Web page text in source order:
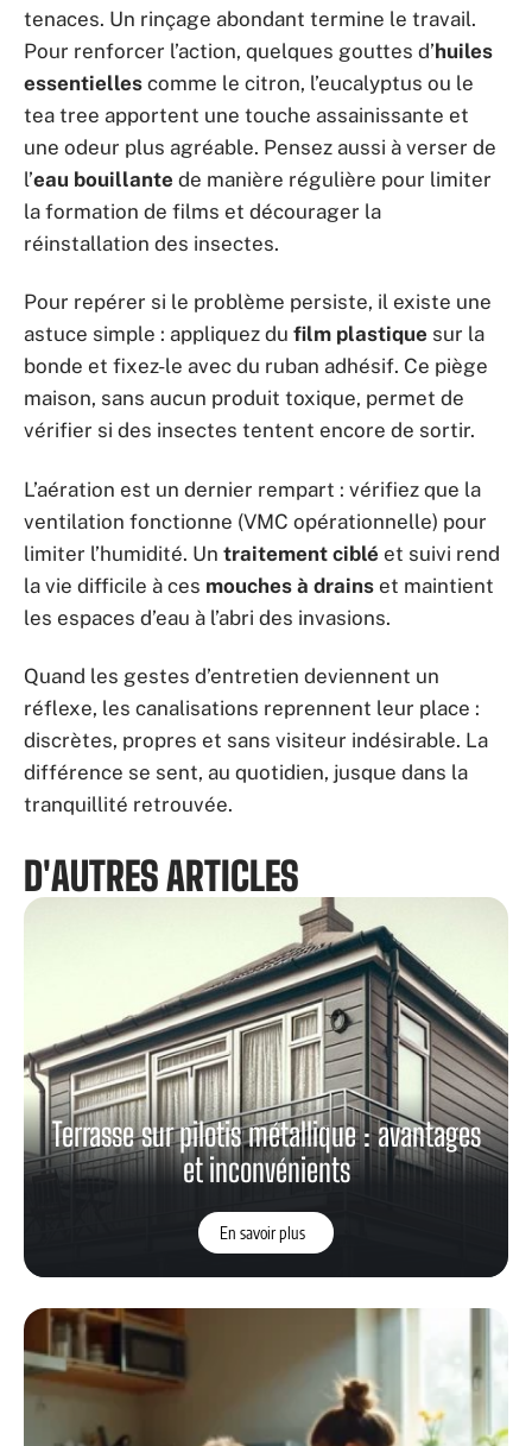
tenaces. Un rinçage abondant termine le travail.
Pour renforcer l’action, quelques gouttes d’huiles
essentielles comme le citron, l’eucalyptus ou le
tea tree apportent une touche assainissante et
une odeur plus agréable. Pensez aussi à verser de
l’eau bouillante de manière régulière pour limiter
la formation de films et décourager la
réinstallation des insectes.
Pour repérer si le problème persiste, il existe une
astuce simple : appliquez du film plastique sur la
bonde et fixez-le avec du ruban adhésif. Ce piège
maison, sans aucun produit toxique, permet de
vérifier si des insectes tentent encore de sortir.
L’aération est un dernier rempart : vérifiez que la
ventilation fonctionne (VMC opérationnelle) pour
limiter l’humidité. Un traitement ciblé et suivi rend
la vie difficile à ces mouches à drains et maintient
les espaces d’eau à l’abri des invasions.
Quand les gestes d’entretien deviennent un
réflexe, les canalisations reprennent leur place :
discrètes, propres et sans visiteur indésirable. La
différence se sent, au quotidien, jusque dans la
tranquillité retrouvée.
D'AUTRES ARTICLES
Terrasse sur pilotis métallique : avantages
et inconvénients
En savoir plus